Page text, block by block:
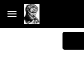
Skip to main content